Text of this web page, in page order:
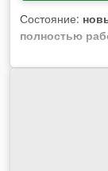
установки
платы:
керамических
конвейера
платы:
Подъемные
регулируемый
платы):
платы: 900 мм
Состояние:
полностью
,
напряжение:
наполнения и